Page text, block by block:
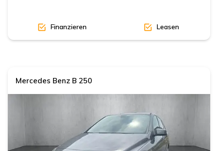
Finanzieren Leasen
Mercedes Benz B 250